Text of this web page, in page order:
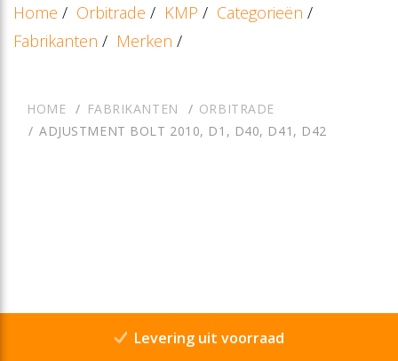
Home / Orbitrade / KMP / Categorieën /
Fabrikanten / Merken /
HOME FABRIKANTEN
ORBITRADE
ADJUSTMENT BOLT 2010, D1, D40, D41, D42
Levering uit voorraad